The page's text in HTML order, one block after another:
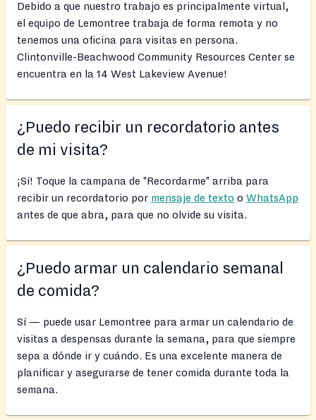
Debido a que nuestro trabajo es principalmente virtual,
el equipo de Lemontree trabaja de forma remota y no
tenemos una oficina para visitas en persona.
Clintonville-Beachwood Community Resources Center se
encuentra en la 14 West Lakeview Avenue!
¿Puedo recibir un recordatorio antes
de mi visita?
¡Sí! Toque la campana de "Recordarme" arriba para
recibir un recordatorio por mensaje de texto o WhatsApp
antes de que abra, para que no olvide su visita.
¿Puedo armar un calendario semanal
de comida?
Sí — puede usar Lemontree para armar un calendario de
visitas a despensas durante la semana, para que siempre
sepa a dónde ir y cuándo. Es una excelente manera de
planificar y asegurarse de tener comida durante toda la
semana.